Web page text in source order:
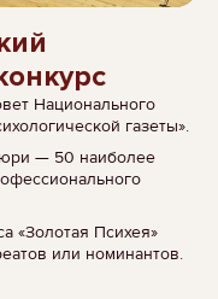
Национального
газеты».
— 50 наиболее
«Золотая Психея»
или номинантов.